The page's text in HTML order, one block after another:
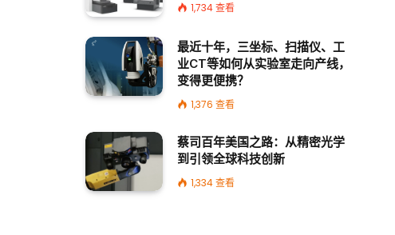
1,734查看
最近十年，三坐标、扫描仪、工
业CT等如何从实验室走向产线，
变得更便携？
1,376 查看
蔡司百年美国之路：从精密光学
到引领全球科技创新
1,334查看